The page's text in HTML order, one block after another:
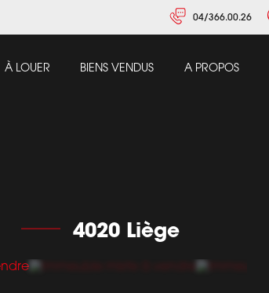
04/366.00.26
À LOUER BIENS VENDUS A PROPOS
4020 Liège